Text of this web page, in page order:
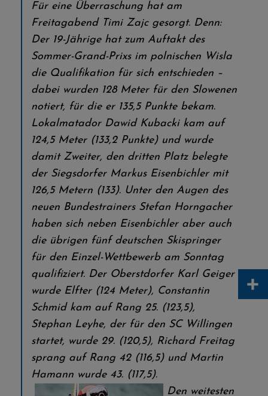
Für eine Überraschung hat am
Freitagabend Timi Zajc gesorgt. Denn:
Der 19-Jährige hat zum Auftakt des
Sommer-Grand-Prixs im polnischen Wisla
die Qualifikation für sich entschieden –
dabei wurden 128 Meter für den Slowenen
notiert, für die er 135,5 Punkte bekam.
Lokalmatador Dawid Kubacki kam auf
124,5 Meter (133,2 Punkte) und wurde
damit Zweiter, den dritten Platz belegte
der Siegsdorfer Markus Eisenbichler mit
126,5 Metern (133). Unter den Augen des
neuen Bundestrainers Stefan Horngacher
haben sich neben Eisenbichler aber auch
die übrigen fünf deutschen Skispringer
für den Einzel-Wettbewerb am Sonntag
qualifiziert. Der Oberstdorfer Karl Geiger
wurde Elfter (124 Meter), Constantin
Schmid kam auf Rang 25. (123,5),
Stephan Leyhe, der für den SC Willingen
startet, wurde 29. (120,5), Richard Freitag
sprang auf Rang 42 (116,5) und Martin
Hamann wurde 43. (117,5).
Den weitesten
+